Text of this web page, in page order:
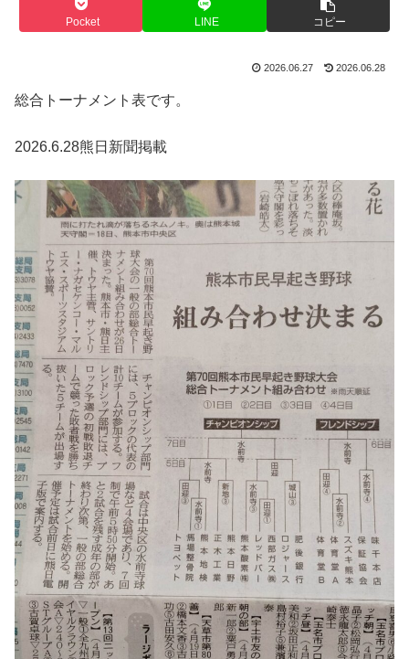
Pocket LINE コピー
2026.06.27 2026.06.28
総合トーナメント表です。
2026.6.28熊日新聞掲載